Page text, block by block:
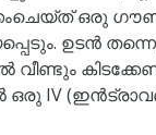
ഒരു ഗൗൺ
ഉടൻ
ഒരു IV